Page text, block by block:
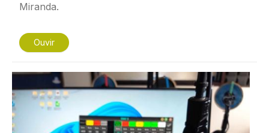
Miranda.
Ouvir